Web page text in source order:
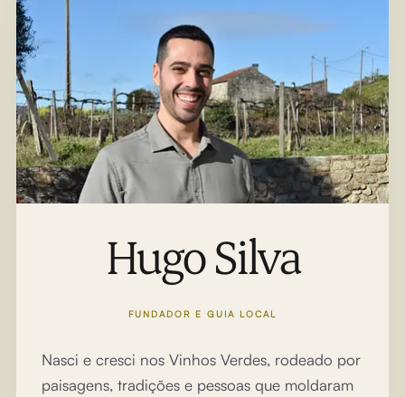
Hugo Silva
FUNDADOR E GUIA LOCAL
Nasci e cresci nos Vinhos Verdes, rodeado por
paisagens, tradições e pessoas que moldaram